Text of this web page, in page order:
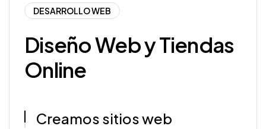
DESARROLLO WEB
Diseño Web y Tiendas
Online
Creamos sitios web